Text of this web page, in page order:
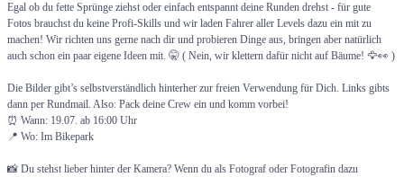
Egal ob du fette Sprünge ziehst oder einfach entspannt deine Runden drehst - für gute
Fotos brauchst du keine Profi-Skills und wir laden Fahrer aller Levels dazu ein mit zu
machen! Wir richten uns gerne nach dir und probieren Dinge aus, bringen aber natürlich
auch schon ein paar eigene Ideen mit. 🤫 ( Nein, wir klettern dafür nicht auf Bäume! 🦅👀 )
Die Bilder gibt’s selbstverständlich hinterher zur freien Verwendung für Dich. Links gibts
dann per Rundmail. Also: Pack deine Crew ein und komm vorbei!
⏰ Wann: 19.07. ab 16:00 Uhr
📍 Wo: Im Bikepark
📸 Du stehst lieber hinter der Kamera? Wenn du als Fotograf oder Fotografin dazu